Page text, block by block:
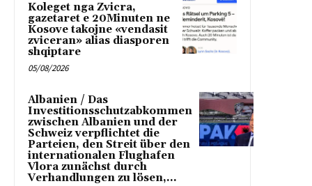
Koleget nga Zvicra,
gazetaret e 20Minuten ne
Kosove takojne «vendasit
zviceran» alias diasporen
shqiptare
05/08/2026
Albanien / Das
Investitionsschutzabkommen
zwischen Albanien und der
Schweiz verpflichtet die
Parteien, den Streit über den
internationalen Flughafen
Vlora zunächst durch
Verhandlungen zu lösen,...